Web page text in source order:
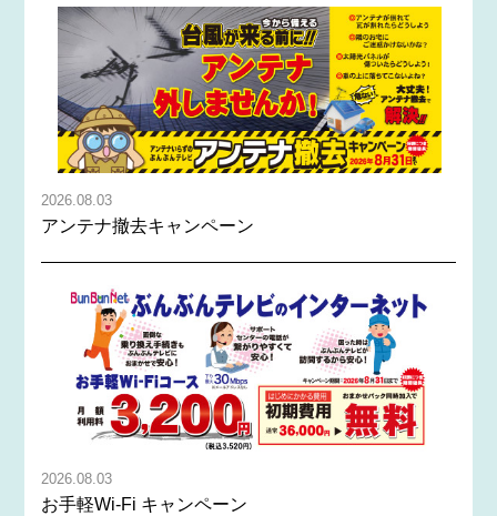
2026.08.03
アンテナ撤去キャンペーン
2026.08.03
お手軽Wi-Fi キャンペーン